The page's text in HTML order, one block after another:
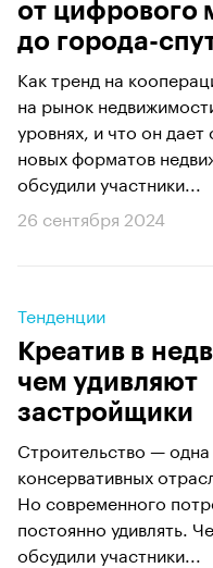
от цифрового
до города-
Как тренд на
на рынок
уровнях, и что он дает
новых форматов
обсудили участники...
26 сентября 2024
Тенденции
Креатив в
чем удивляют
застройщики
Строительство —
консервативных
Но современного
постоянно удивлять.
обсудили участники...